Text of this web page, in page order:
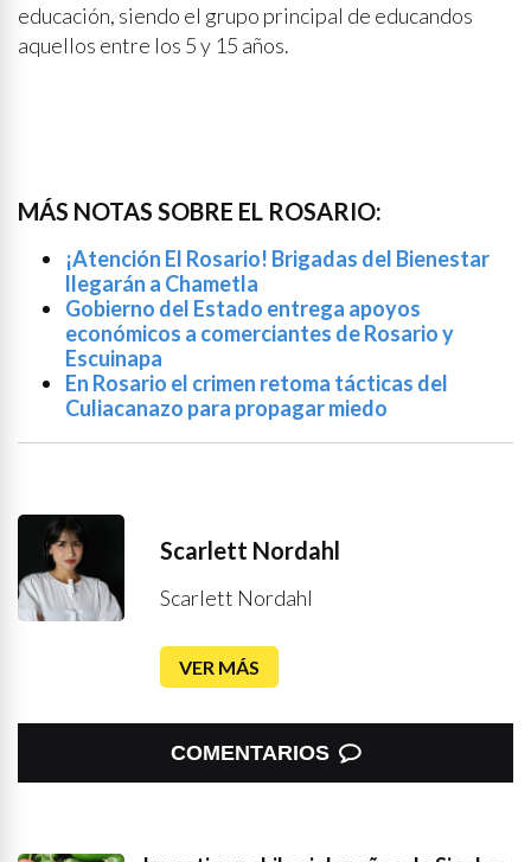
educación, siendo el grupo principal de educandos
aquellos entre los 5 y 15 años.
MÁS NOTAS SOBRE EL ROSARIO:
¡Atención El Rosario! Brigadas del Bienestar
llegarán a Chametla
Gobierno del Estado entrega apoyos
económicos a comerciantes de Rosario y
Escuinapa
En Rosario el crimen retoma tácticas del
Culiacanazo para propagar miedo
Scarlett Nordahl
Scarlett Nordahl
VER MÁS
COMENTARIOS